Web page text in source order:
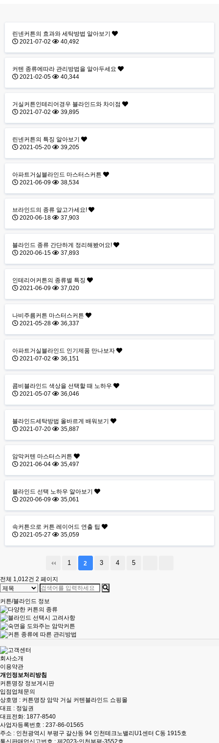
린넨커튼의 효과와 세탁방법 알아보기
2021-07-02
40,492
커텐 종류에따라 관리방법을 알아두세요
2021-02-05
40,344
거실커튼인테리어경우 블라인드와 차이점
2021-07-02
39,895
린넨커튼의 특징 알아보기
2021-05-20
39,205
아파트거실블라인드 마스터스커튼
2021-06-09
38,534
브라인드의 종류 알고가세요!
2020-06-18
37,903
블라인드 종류 간단하게 정리해봤어요!
2020-06-15
37,893
인테리어커튼의 종류별 특징
2021-06-09
37,020
나비주름커튼 마스터스커튼
2021-05-28
36,337
아파트거실블라인드 인기제품 만나보자
2021-07-02
36,151
콤비블라인드 색상을 선택할 때 노하우
2021-05-07
36,046
블라인드세탁방법 올바르게 배워보기
2021-07-20
35,887
암막커텐 마스터스커튼
2021-06-04
35,497
블라인드 선택 노하우 알아보기
2020-06-09
35,061
속커튼으로 커튼 레이어드 연출 팁
2021-05-27
35,059
1 2 3 4 5
전체 1,012건 2 페이지
커튼/블라인드 정보
회사소개
이용약관
개인정보처리방침
커튼명장 정보게시판
입점업체문의
상호명 : 커튼명장 암막 거실 커텐블라인드 쇼핑몰
대표 : 정일권
대표전화: 1877-8540
사업자등록번호 : 237-86-01565
주소 : 인천광역시 부평구 갈산동 94 인천테크노밸리U1센터 C동 1915호
통신판매업신고번호 : 제2023-인천부평-3552호